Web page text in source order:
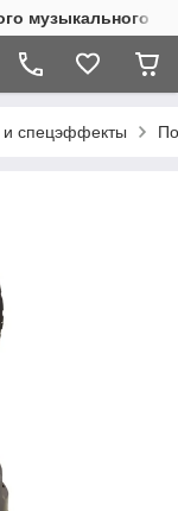
музыкального
и спецэффекты